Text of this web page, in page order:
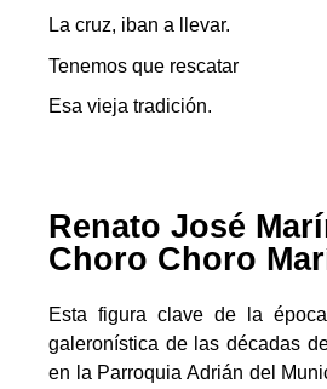
La cruz, iban a llevar.
Tenemos que rescatar
Esa vieja tradición.
Renato José
Choro Choro
Esta figura clave de la
galeronística de las décadas
en la Parroquia Adrián del